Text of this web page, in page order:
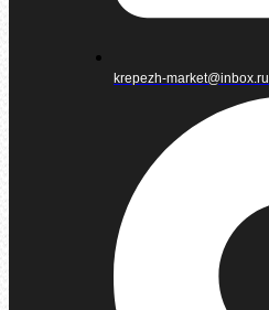
krepezh-market@inbox.ru